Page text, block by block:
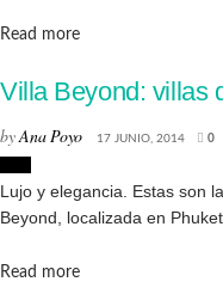
Read moreDetails
Villa Beyond: villas
byAna Poyo 17 JUNIO, 2014 0
Lujo y elegancia. Estas son
Beyond, localizada en
Read moreDetails